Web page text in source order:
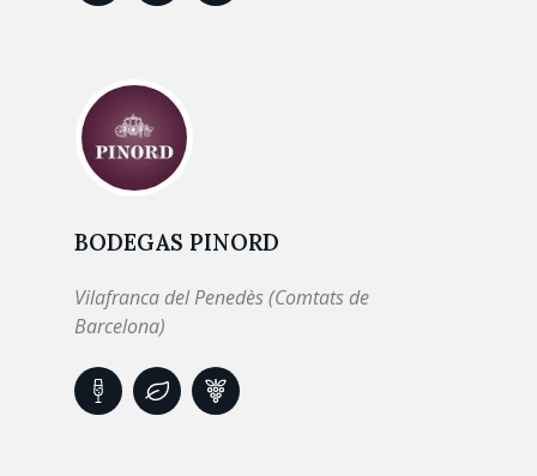
BODEGAS PINORD
Vilafranca del Penedès (Comtats de
Barcelona)